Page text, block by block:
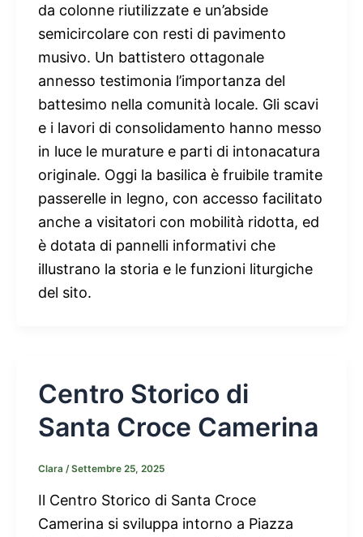
da colonne riutilizzate e un’abside
semicircolare con resti di pavimento
musivo. Un battistero ottagonale
annesso testimonia l’importanza del
battesimo nella comunità locale. Gli scavi
e i lavori di consolidamento hanno messo
in luce le murature e parti di intonacatura
originale. Oggi la basilica è fruibile tramite
passerelle in legno, con accesso facilitato
anche a visitatori con mobilità ridotta, ed
è dotata di pannelli informativi che
illustrano la storia e le funzioni liturgiche
del sito.
Centro Storico di
Santa Croce Camerina
Clara /Settembre 25, 2025
Il Centro Storico di Santa Croce
Camerina si sviluppa intorno a Piazza